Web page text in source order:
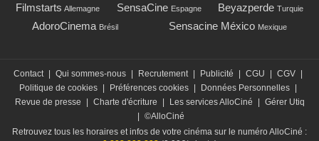
Filmstarts Allemagne SensaCine Espagne Beyazperde Turquie
AdoroCinema Brésil Sensacine México Mexique
Contact | Qui sommes-nous | Recrutement | Publicité | CGU | CGV |
Politique de cookies | Préférences cookies | Données Personnelles |
Revue de presse
| Charte d'écriture | Les services AlloCiné | Gérer Utiq
| ©AlloCiné
Retrouvez tous les horaires et infos de votre cinéma sur le numéro AlloCiné :